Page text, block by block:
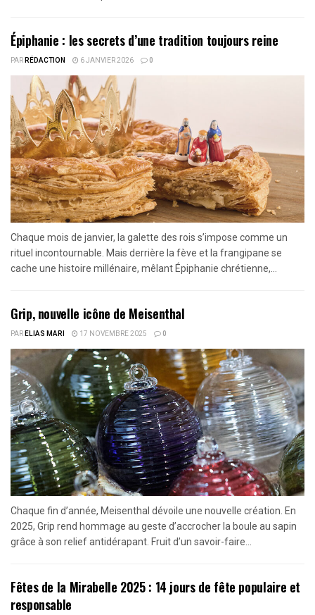
Épiphanie : les secrets d’une tradition toujours reine
PARRÉDACTION 6 JANVIER 2026 0
Chaque mois de janvier, la galette des rois s’impose comme un
rituel incontournable. Mais derrière la fève et la frangipane se
cache une histoire millénaire, mêlant Épiphanie chrétienne,...
Grip, nouvelle icône de Meisenthal
PARELIAS MARI 17 NOVEMBRE 2025 0
Chaque fin d’année, Meisenthal dévoile une nouvelle création. En
2025, Grip rend hommage au geste d’accrocher la boule au sapin
grâce à son relief antidérapant. Fruit d’un savoir-faire...
Fêtes de la Mirabelle 2025 : 14 jours de fête populaire et
responsable